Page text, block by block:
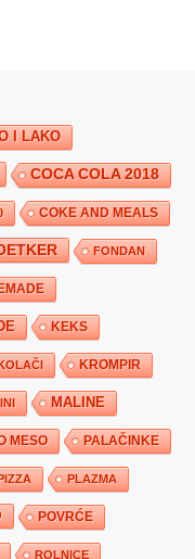
I LAKO
COCA COLA 2018
COKE AND MEALS
FONDAN
KEKS
KOLAČI KROMPIR
MALINE
MESO PALAČINKE
PIZZA PLAZMA
POVRĆE
ROLNICE